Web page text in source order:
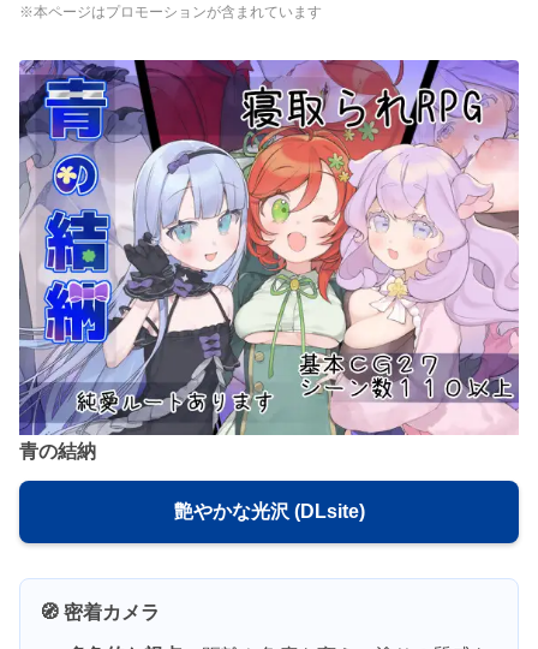
※本ページはプロモーションが含まれています
青の結納
艶やかな光沢 (DLsite)
🧭 密着カメラ